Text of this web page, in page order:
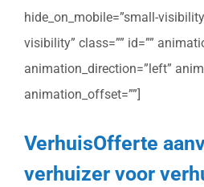
hide_on_mobile=”small-
visibility” class=”” id=””
animation_direction=”left”
animation_offset=””]
VerhuisOfferte
verhuizer voor